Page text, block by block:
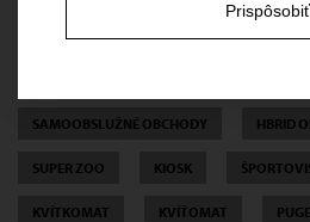
Prispôsobiť
SAMOOBSLUŽNÉ PREDAJNE
SAMOOBSLUŽNÉ OBCHODY HBRID
SUPER ZOO KIOSK
KVÍTKOMAT KVÍŤOMAT